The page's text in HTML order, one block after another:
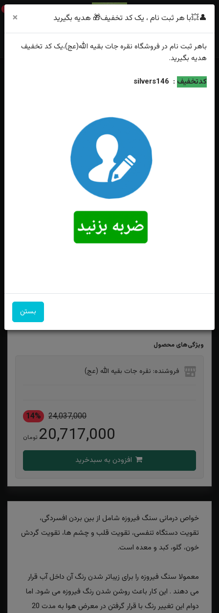
0
خانه
فهرست محصولات
انگشترنقره فیروزه نیشابوری اصل رکاب دست ساز شبکه کاری شده تاج برنجی
ویژگی‌های محصول
فروشنده: نقره جات بقیه الله (عج)
24,037,000
14%
20,717,000 تومان
خواص درمانی سنگ فیروزه شامل از بین بردن افسردگی،
تقویت دستگاه تنفسی، تقویت قلب و چشم ها، تقویت گردش
خون، گلو، کبد و معده است.
معمولا سنگ فیروزه را برای زیباتر شدن رنگ آن داخل آب قرار
می دهند . این کار باعث روشن شدن رنگ فیروزه می شود. اما
دوام این تغییر رنگ با قرار گرفتن در معرض هوا به مدت 20
👤💥با هر ثبت نام ، یک کد تخفیف🎁 هدیه بگیرید ×
باهر ثبت نام در فروشگاه نقره جات بقیه الله(عج)،یک کد تخفیف
هدیه بگیرید.
کدتخفیف :
silvers146
بستن